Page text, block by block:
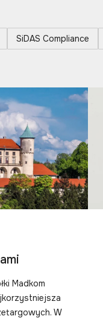
SiDAS Compliance
Madkom
W